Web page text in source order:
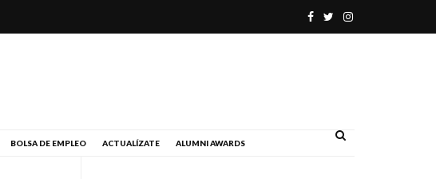
BOLSA DE EMPLEO ACTUALÍZATE ALUMNI AWARDS